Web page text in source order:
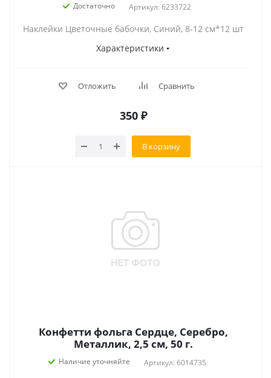
Достаточно Артикул: 6233722
Наклейки Цветочные бабочки, Синий, 8-12 см*12 шт
Характеристики
Отложить Сравнить
350 ₽
В корзину
Конфетти фольга Сердце, Серебро,
Металлик, 2,5 см, 50 г.
Наличие уточняйте Артикул: 6014735